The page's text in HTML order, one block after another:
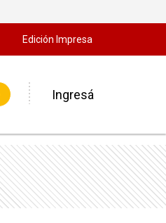
Edición Impresa
Ingresá